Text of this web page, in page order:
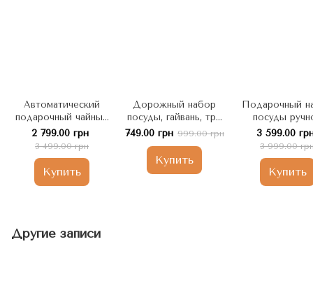
Автоматический
подарочный чайный
набор, ледяная
глазурь - Шепот
2 799.00 грн
3 499.00 грн
Купить
Дорожный набор
посуды, гайвань, три
пиалы керамика,
749.00 грн 999.00 грн
Купить
Подарочный
посуды
работы для
церемонии
3 599.00
3 999.00
Купить
Другие записи